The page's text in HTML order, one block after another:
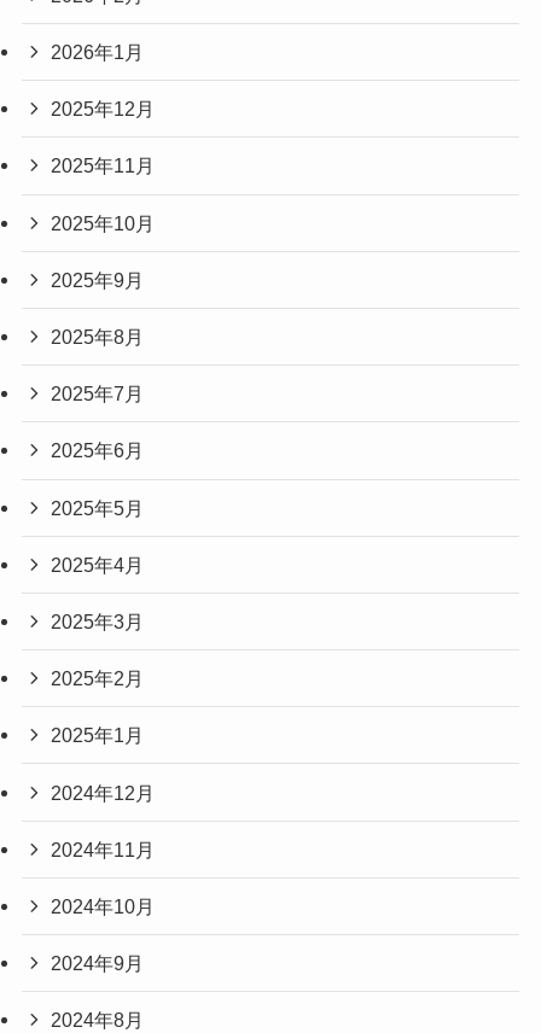
2026年1月
2025年12月
2025年11月
2025年10月
2025年9月
2025年8月
2025年7月
2025年6月
2025年5月
2025年4月
2025年3月
2025年2月
2025年1月
2024年12月
2024年11月
2024年10月
2024年9月
2024年8月